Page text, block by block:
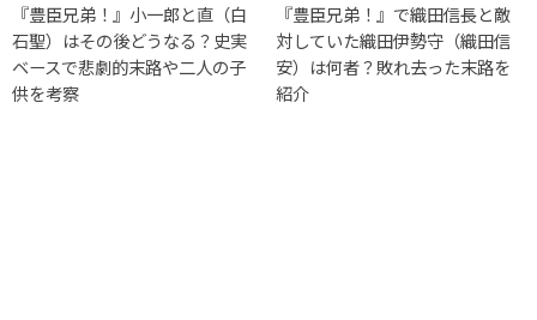
『豊臣兄弟！』小一郎と直（白
石聖）はその後どうなる？史実
ベースで悲劇的末路や二人の子
供を考察
『豊臣兄弟！』で織田信長と敵
対していた織田伊勢守（織田信
安）は何者？敗れ去った末路を
紹介